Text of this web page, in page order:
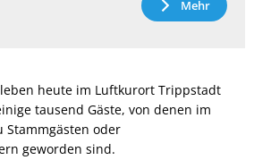
Mehr
heute im Luftkurort Trippstadt
tausend Gäste, von denen im
Stammgästen oder
geworden sind.